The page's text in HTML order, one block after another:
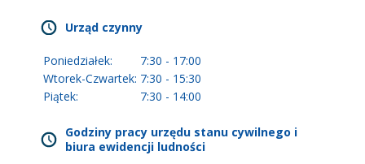
Urząd czynny
Poniedziałek:
7:30 - 17:00
Wtorek-Czwartek: 7:30 - 15:30
Piątek:
7:30 - 14:00
Godziny pracy urzędu stanu cywilnego i
biura ewidencji ludności